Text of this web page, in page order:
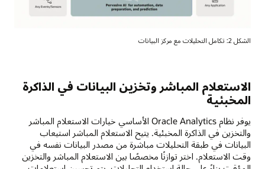
الشكل 2: تكامل التحليلات مع مركز البيانات
الصورة
Oracle
Analytics
كجزء
من
نظام
بيئي
واسع
الاستعلام المباشر وتخزين البيانات في الذاكرة
المخبئية
يوفر نظام Oracle Analytics الأساسي خيارات الاستعلام المباشر
والتخزين في الذاكرة المخبئية. يتيح الاستعلام المباشر استيعاب
البيانات في طبقة التحليلات مباشرة من مصدر البيانات نفسه في
وقت الاستعلام. اختر توازنًا مخصصًا بين الاستعلام المباشر والتخزين